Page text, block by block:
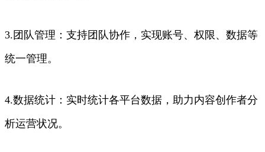
3.团队管理：支持团队协作，实现账号、权限、数据等
统一管理。
4.数据统计：实时统计各平台数据，助力内容创作者分
析运营状况。